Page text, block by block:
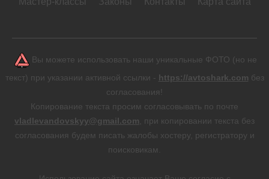
Вы можете использовать наши уникальные ФОТО (но не
текст) при указании активной ссылки - https://avtoshark.com без
согласования!
Копирование текста просим согласовывать по почте
vladlevandovskyy@gmail.com , при копировании текста без
согласования будем писать жалобы хостеру, регистратору и
поисковикам.